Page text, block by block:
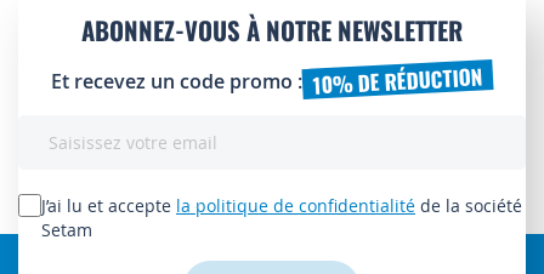
ABONNEZ-VOUS À NOTRE NEWSLETTER
Et recevez un code promo : 10% DE RÉDUCTION
lettre
d’information
J’ai lu et accepte la politique de confidentialité de la société
Setam